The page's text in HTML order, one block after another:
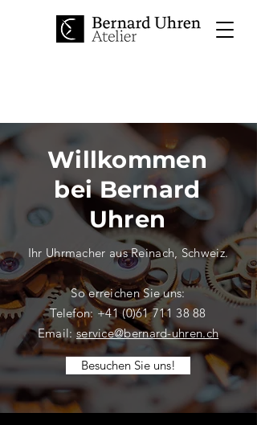
Willkommen
bei Bernard
Uhren
Ihr Uhrmacher aus Reinach, Schweiz.
So erreichen Sie uns:
Telefon:+41 (0)61 711 38 88
Email:service@bernard-uhren.ch
Besuchen Sie uns!